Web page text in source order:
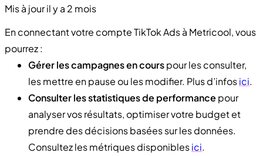
Mis à jour il y a 2 mois
En connectant votre compte TikTok Ads à Metricool, vous
pourrez :
Gérer les campagnes en courspour les consulter,
les mettre en pause ou les modifier. Plus d’infosici.
Consulter les statistiques de performance pour
analyser vos résultats, optimiser votre budget et
prendre des décisions basées sur les données.
Consultez les métriques disponiblesici.